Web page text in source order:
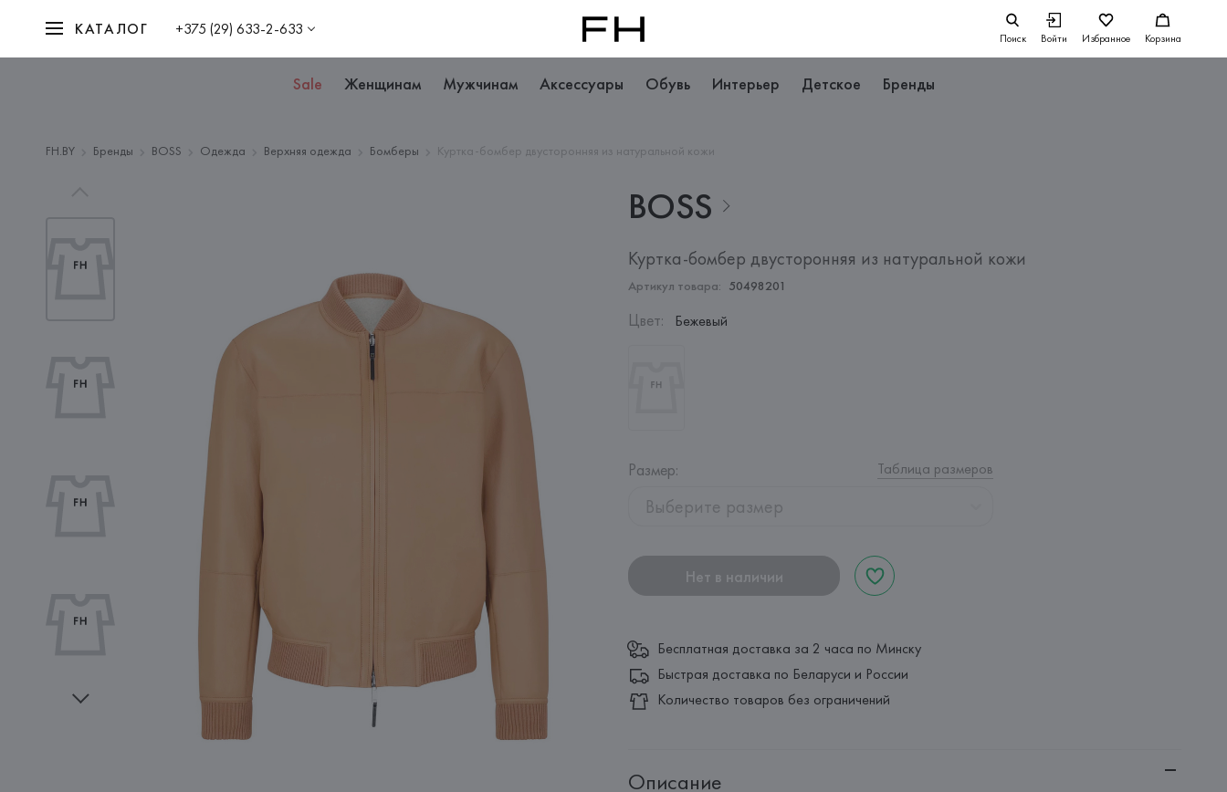
КАТАЛОГ +375 (29) 633-2-633 Поиск Войти Избранное Корзина
Sale Женщинам Мужчинам Аксессуары Обувь Интерьер Детское Бренды
FH.BY Бренды BOSS Одежда Верхняя одежда Бомберы Куртка-бомбер двусторонняя из натуральной кожи
BOSS
Куртка-бомбер двусторонняя из натуральной кожи
Артикул товара: 50498201
Цвет: Бежевый
Размер: Таблица размеров
Выберите размер
Нет в наличии
Бесплатная доставка за 2 часа по Минску
Быстрая доставка по Беларуси и России
Количество товаров без ограничений
Описание